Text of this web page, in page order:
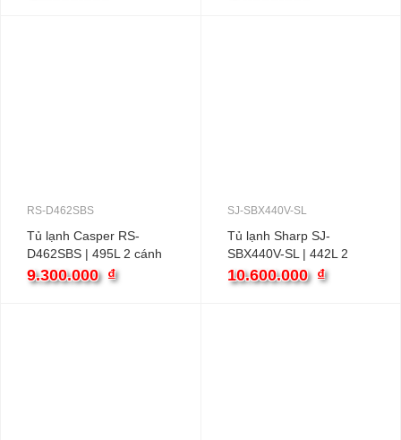
RS-D462SBS
Tủ lạnh Casper RS-
D462SBS | 495L 2 cánh
inverter
9.300.000 ₫
SJ-SBX440V-SL
Tủ lạnh Sharp SJ-
SBX440V-SL | 442L 2
cánh inverter
10.600.000 ₫